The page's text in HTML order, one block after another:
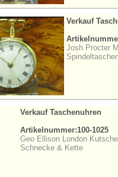
Verkauf
Josh Procter
Verkauf Taschenuhren
Artikelnummer:100-1025
Geo Ellison London
Schnecke & Kette